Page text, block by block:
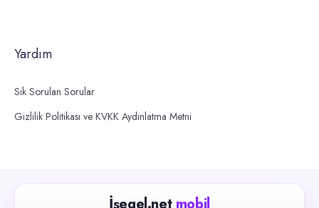
Yardım
Sık Sorulan Sorular
Gizlilik Politikası ve KVKK Aydınlatma Metni